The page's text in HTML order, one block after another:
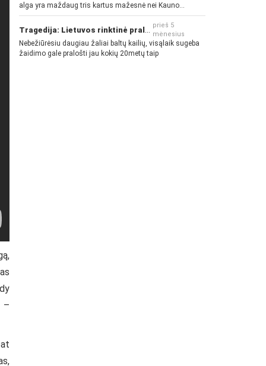
–
alga yra maždaug tris kartus mažesnė nei Kauno
„Žalgirio“... Mokama už sugebėjimus... Nėra pinigų - nėra
gerų žaidėjų...
prieš 5
mėnesius
Nebežiūrėsiu daugiau žaliai baltų kailių, visąlaik sugeba
žaidimo gale pralošti jau kokių 20metų taip